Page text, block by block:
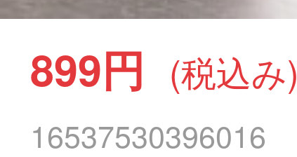
899円 (税込み)
16537530396016